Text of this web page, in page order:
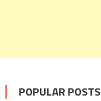
POPULAR POSTS